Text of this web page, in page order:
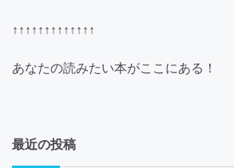
↑↑↑↑↑↑↑↑↑↑↑↑↑
あなたの読みたい本がここにある！
最近の投稿